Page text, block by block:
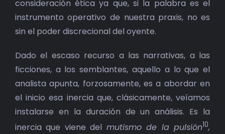
consideración ética ya que, si la palabra es el
instrumento operativo de nuestra praxis, no es
sin el poder discrecional del oyente.
Dado el escaso recurso a las narrativas, a las
ficciones, a los semblantes, aquello a lo que el
analista apunta, forzosamente, es a abordar en
el inicio esa inercia que, clásicamente, veíamos
instalarse en la duración de un análisis. Es la
inercia que viene del mutismo de la pulsión10,